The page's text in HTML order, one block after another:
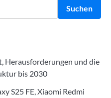
Suchen
Herausforderungen und die
bis 2030
S25 FE, Xiaomi Redmi